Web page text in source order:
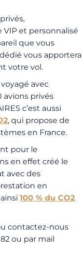
VIP et personnalisé
que vous
vous apportera
votre vol.
avec
avions privés
c’est aussi
, qui propose de
en France.
pour le
en effet créé le
avec des
en
100 % du CO2
contactez-nous
ou par mail